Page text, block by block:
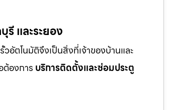
และระยอง
อัตโนมัติจึงเป็นสิ่งที่เจ้าของบ้านและ
องการ บริการติดตั้งและซ่อมประตู